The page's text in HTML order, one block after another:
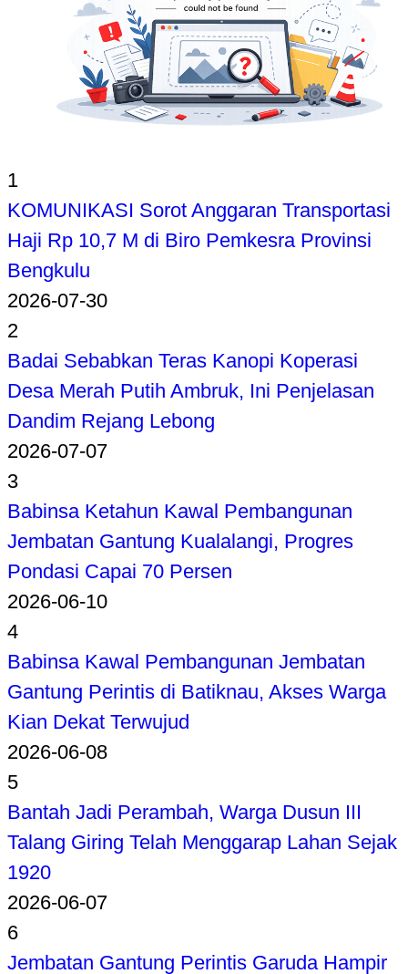
1
KOMUNIKASI Sorot Anggaran Transportasi
Haji Rp 10,7 M di Biro Pemkesra Provinsi
Bengkulu
2026-07-30
2
Badai Sebabkan Teras Kanopi Koperasi
Desa Merah Putih Ambruk, Ini Penjelasan
Dandim Rejang Lebong
2026-07-07
3
Babinsa Ketahun Kawal Pembangunan
Jembatan Gantung Kualalangi, Progres
Pondasi Capai 70 Persen
2026-06-10
4
Babinsa Kawal Pembangunan Jembatan
Gantung Perintis di Batiknau, Akses Warga
Kian Dekat Terwujud
2026-06-08
5
Bantah Jadi Perambah, Warga Dusun III
Talang Giring Telah Menggarap Lahan Sejak
1920
2026-06-07
6
Jembatan Gantung Perintis Garuda Hampir